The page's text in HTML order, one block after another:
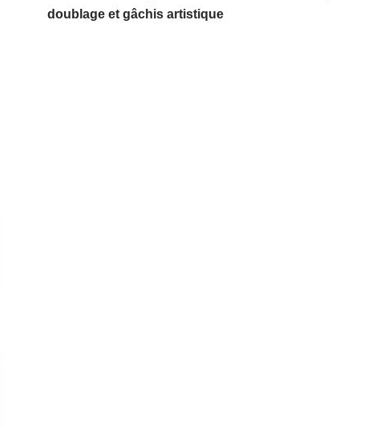
doublage et gâchis artistique